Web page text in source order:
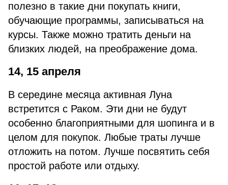
полезно в такие дни покупать книги,
обучающие программы, записываться на
курсы. Также можно тратить деньги на
близких людей, на преображение дома.
14, 15 апреля
В середине месяца активная Луна
встретится с Раком. Эти дни не будут
особенно благоприятными для шопинга и в
целом для покупок. Любые траты лучше
отложить на потом. Лучше посвятить себя
простой работе или отдыху.